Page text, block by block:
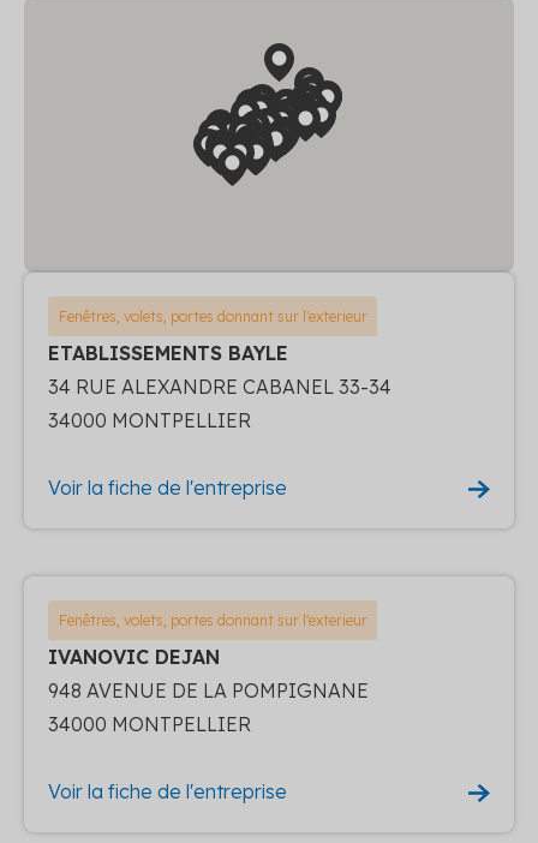
Fenêtres, volets, portes donnant sur l'exterieur
ETABLISSEMENTS BAYLE
34 RUE ALEXANDRE CABANEL 33-34
34000 MONTPELLIER
Voir la fiche de l'entreprise
Fenêtres, volets, portes donnant sur l'exterieur
IVANOVIC DEJAN
948 AVENUE DE LA POMPIGNANE
34000 MONTPELLIER
Voir la fiche de l'entreprise